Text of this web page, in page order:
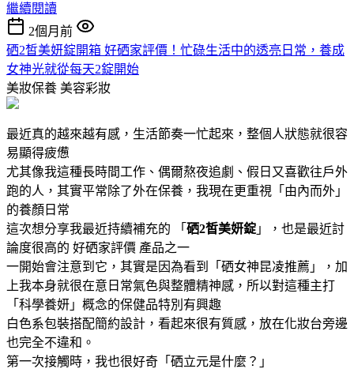
繼續閱讀
2個月前
硒2皙美妍錠開箱 好硒家評價！忙碌生活中的透亮日常，養成
女神光就從每天2錠開始
美妝保養 美容彩妝
最近真的越來越有感，生活節奏一忙起來，整個人狀態就很容
易顯得疲憊
尤其像我這種長時間工作、偶爾熬夜追劇、假日又喜歡往戶外
跑的人，其實平常除了外在保養，我現在更重視「由內而外」
的養顏日常
這次想分享我最近持續補充的 「 硒2皙美妍錠 」，也是最近討
論度很高的 好硒家評價 產品之一
一開始會注意到它，其實是因為看到「硒女神昆凌推薦」，加
上我本身就很在意日常氣色與整體精神感，所以對這種主打
「科學養妍」概念的保健品特別有興趣
白色系包裝搭配簡約設計，看起來很有質感，放在化妝台旁邊
也完全不違和。
第一次接觸時，我也很好奇「硒立元是什麼？」